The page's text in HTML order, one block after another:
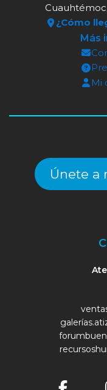
¿Cómo
Más
Mi
Únete a